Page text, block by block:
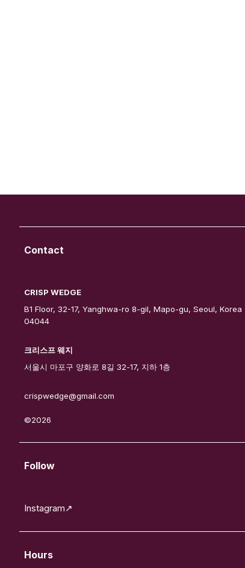
Contact
CRISP WEDGE
B1 Floor, 32-17, Yanghwa-ro 8-gil, Mapo-gu, Seoul, Korea
04044
크리스프 웨지
서울시 마포구 양화로 8길 32-17, 지하 1층
crispwedge@gmail.com
©2026
Follow
Instagram↗
Hours